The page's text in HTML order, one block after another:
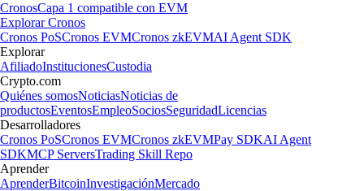
CronosCapa 1 compatible con EVM
Explorar Cronos
Cronos PoSCronos EVMCronos zkEVMAI Agent SDK
Explorar
AfiliadoInstitucionesCustodia
Crypto.com
Quiénes somosNoticiasNoticias de
productosEventosEmpleoSociosSeguridadLicencias
Desarrolladores
Cronos PoSCronos EVMCronos zkEVMPay SDKAI Agent
SDKMCP ServersTrading Skill Repo
Aprender
AprenderBitcoinInvestigaciónMercado